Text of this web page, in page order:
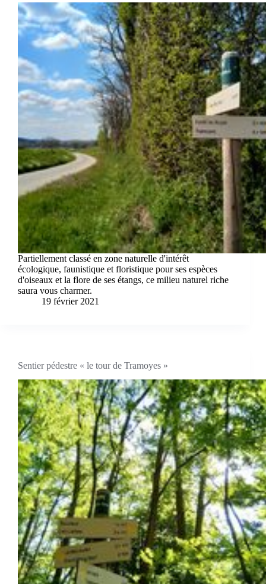
Partiellement classé en zone naturelle d'intérêt
écologique, faunistique et floristique pour ses espèces
d'oiseaux et la flore de ses étangs, ce milieu naturel riche
saura vous charmer.
19 février 2021
Sentier pédestre « le tour de Tramoyes »